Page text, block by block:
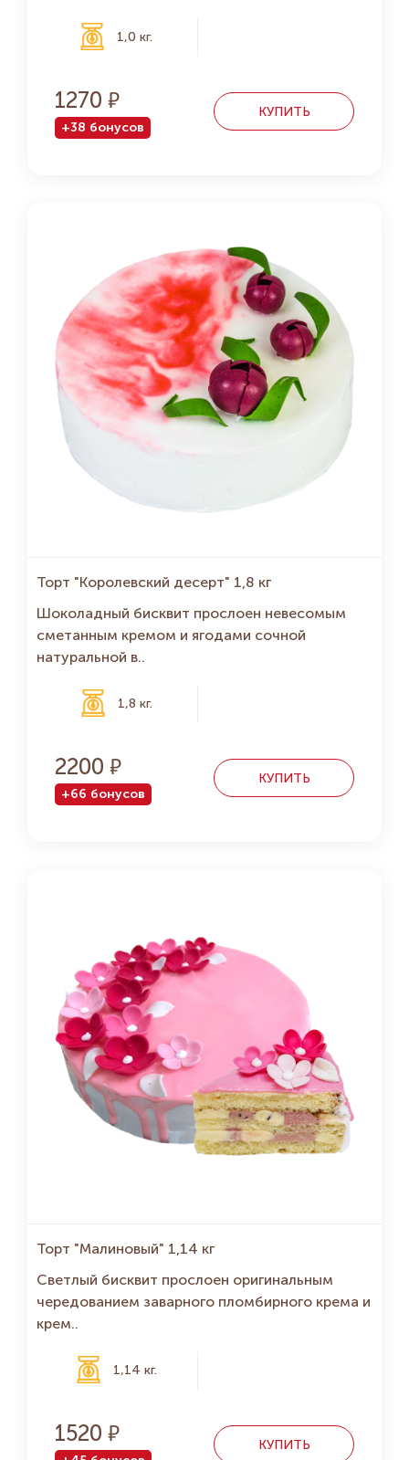
1,0 кг.
1270
+38 бонусов
КУПИТЬ
Торт "Королевский десерт" 1,8 кг
Шоколадный бисквит прослоен невесомым
сметанным кремом и ягодами сочной
натуральной в..
1,8 кг.
2200
+66 бонусов
КУПИТЬ
Торт "Малиновый" 1,14 кг
Светлый бисквит прослоен оригинальным
чередованием заварного пломбирного крема и
крем..
1,14 кг.
1520 КУПИТЬ